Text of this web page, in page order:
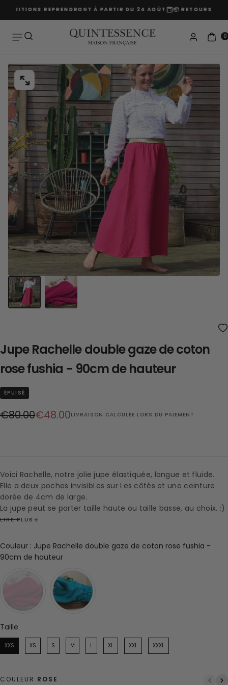
Passer
contenu
REPRENDRONT À PARTIR DU 24 AOÛT 📦 RETOURS
0
OUVRIR
MÉDIA
DANS
UNE
FENÊTRE
MODALE
Jupe Rachelle double gaze de coton
rose fushia - 90cm de hauteur
ÉPUISÉ
Prix
€80.00Prix
€48.00LIVRAISON CALCULÉE LORS DU PAIEMENT.
Voici Rachelle, notre jolie jupe élastiquée, longue et fluide.
Elle a deux poches invisibLes sur Les côtés et une ceinture
dorée de 4cm de large.
La jupe peut se porter taille haute ou taille basse, au choix. :)
Composition : 100% viscose Oeko-tex, imprimé en France
jours maximum avant expédition.
Confection française dans notre atelier. 🇫🇷
Si vous souhaitez une longueur spécifique, n'hésitez pas à le
noter en commentaire de la commande au moment de
valider votre panier.
Les jupes s'associent parfaitement avec Les blouses :
LIRE PLUS
Couleur : Jupe Rachelle double gaze de coton rose fushia -
90cm de hauteurCouleur
Taille
Taille
XXS XS S M L XL XXL XXXL
COULEUR ROSE